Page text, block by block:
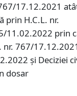
17.12.2021
prin H.C.L. nr.
11.02.2022 prin
nr. 767/
și Deciziei
dosar